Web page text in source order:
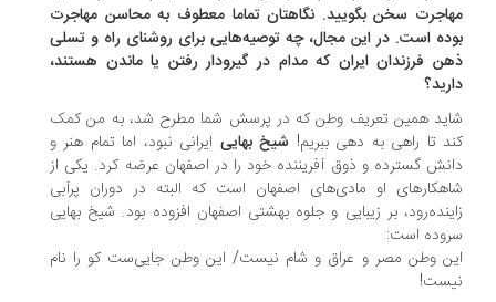
سخن بگویید. نگاهتان تماما معطوف به محاسن مهاجرت
است. در این مجال، چه توصیه‌هایی برای روشنای راه و تسلی
فرزندان ایران که مدام در گیرودار رفتن یا ماندن هستند،
همین تعریف وطن که در پرسش شما مطرح شد، به من کمک
تا راهی به دهی ببریم! شیخ بهاییایرانی نبود، اما تمام هنر و
گسترده و ذوق آفریننده خود را در اصفهان عرضه کرد. یکی از
او مادی‌های اصفهان است که البته در دوران پرآبی
بر زیبایی و جلوه بهشتی اصفهان افزوده بود. شیخ بهایی
است:
وطن مصر و عراق و شام نیست/ این وطن جایی‌ست کو را نام